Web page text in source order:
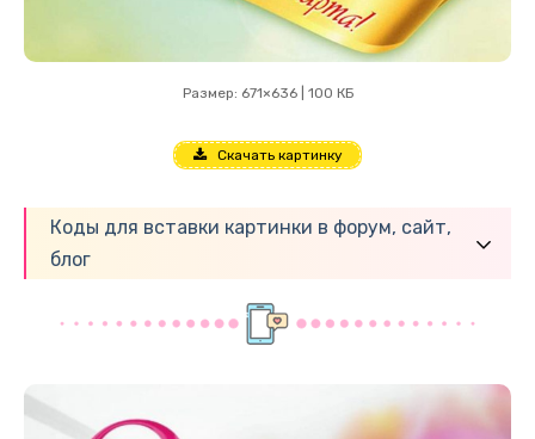
Размер: 671×636 | 100 КБ
Скачать картинку
Коды для вставки картинки в форум, сайт,
блог